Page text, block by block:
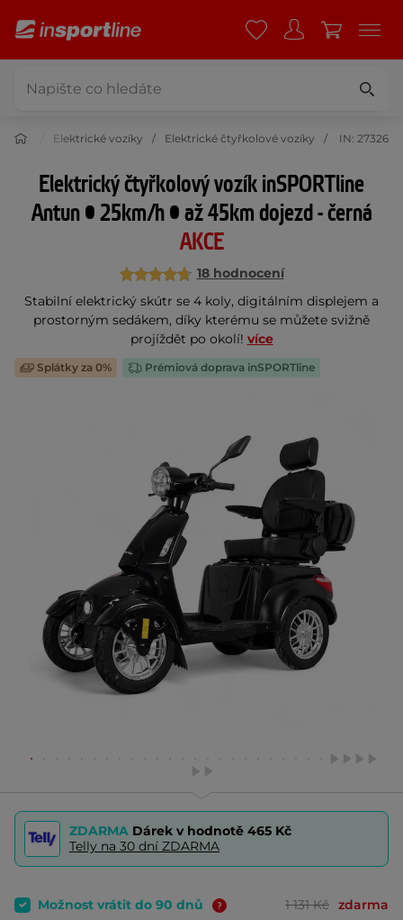
Elektrické vozíky Elektrické čtyřkolové vozíky IN: 27326
Elektrický čtyřkolový vozík inSPORTline
Antun • 25km/h • až 45km dojezd - černá
AKCE
18 hodnocení
Stabilní elektrický skútr se 4 koly, digitálním displejem a
prostorným sedákem, díky kterému se můžete svižně
projíždět po okolí! více
Splátky za 0% Prémiová doprava inSPORTline
ZDARMA Dárek v hodnotě 465 Kč
Telly na 30 dní ZDARMA
Možnost vrátit do 90 dnů 1 131 Kč zdarma